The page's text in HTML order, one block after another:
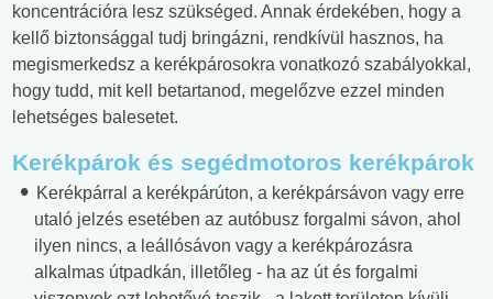
koncentrációra lesz szükséged. Annak érdekében, hogy a
kellő biztonsággal tudj bringázni, rendkívül hasznos, ha
megismerkedsz a kerékpárosokra vonatkozó szabályokkal,
hogy tudd, mit kell betartanod, megelőzve ezzel minden
lehetséges balesetet.
Kerékpárok és segédmotoros kerékpárok
Kerékpárral a kerékpárúton, a kerékpársávon vagy erre
utaló jelzés esetében az autóbusz forgalmi sávon, ahol
ilyen nincs, a leállósávon vagy a kerékpározásra
alkalmas útpadkán, illetőleg - ha az út és forgalmi